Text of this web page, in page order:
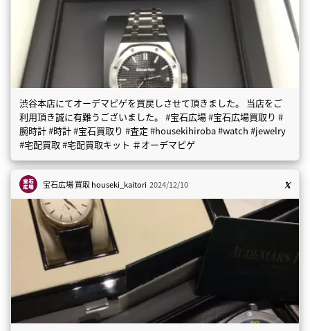
渋谷本店にてオーデマピゲを買戻しさせて頂きました。 当店をご
利用頂き誠に有難うございました。 #宝石広場 #宝石広場買取り #
腕時計 #時計 #宝石買取り #査定 #housekihiroba #watch #jewelry
#宅配買取 #宅配買取キット ＃オーデマピゲ
宝石広場 買取houseki_kaitori 2024/12/10